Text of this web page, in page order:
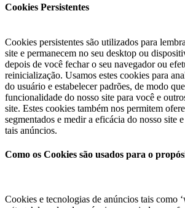
Cookies Persistentes
Cookies persistentes são utilizados para
site e permanecem no seu desktop ou
depois de você fechar o seu navegador ou
reinicialização. Usamos estes cookies para
do usuário e estabelecer padrões, de modo
funcionalidade do nosso site para você e
site. Estes cookies também nos permitem
segmentados e medir a eficácia do nosso site
tais anúncios.
Como os Cookies são usados para o
Cookies e tecnologias de anúncios tais como